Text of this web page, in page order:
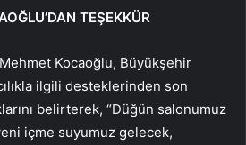
TEŞEKKÜR
Kocaoğlu, Büyükşehir
ilgili desteklerinden son
belirterek, “Düğün salonumuz
içme suyumuz gelecek,